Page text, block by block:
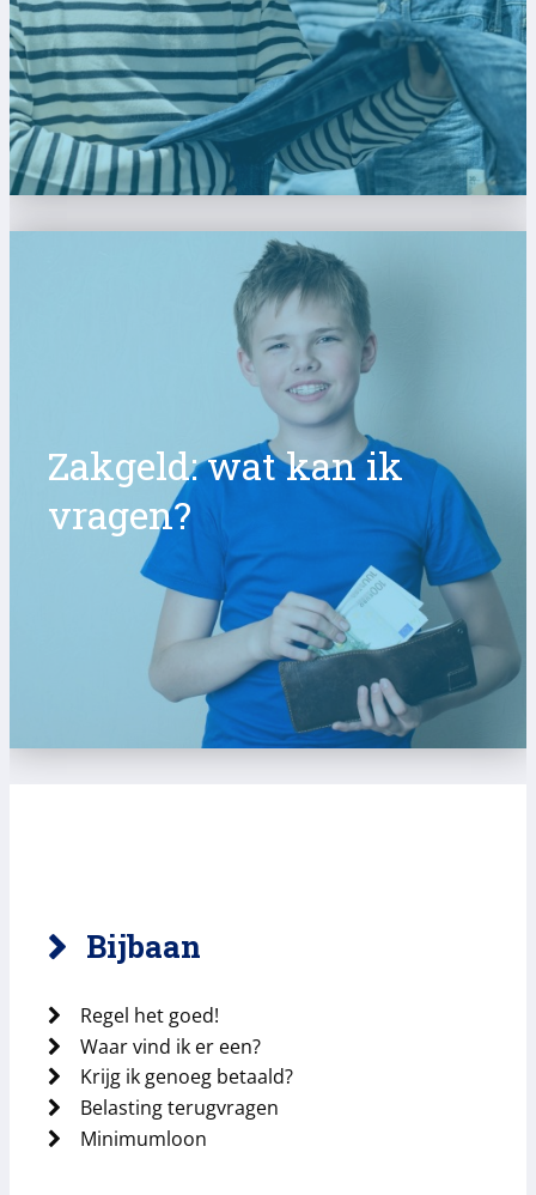
Zakgeld: wat kan ik
vragen?
Bijbaan
Regel het goed!
Waar vind ik er een?
Krijg ik genoeg betaald?
Belasting terugvragen
Minimumloon